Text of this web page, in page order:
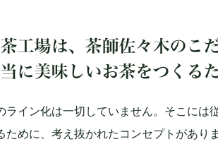
ライン化は一切していません。そこに
ために、考え抜かれたコンセプトがあ